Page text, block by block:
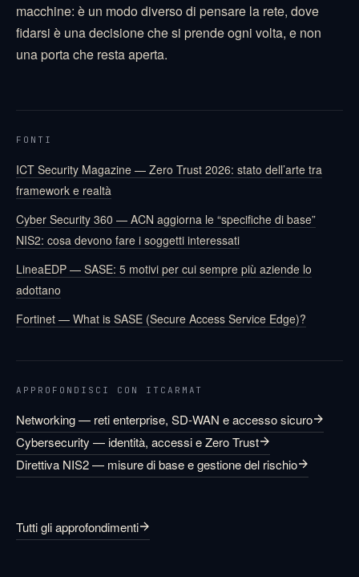
macchine: è un modo diverso di pensare la rete, dove
fidarsi è una decisione che si prende ogni volta, e non
una porta che resta aperta.
FONTI
ICT Security Magazine — Zero Trust 2026: stato dell’arte tra
framework e realtà
Cyber Security 360 — ACN aggiorna le “specifiche di base”
NIS2: cosa devono fare i soggetti interessati
LineaEDP — SASE: 5 motivi per cui sempre più aziende lo
adottano
Fortinet — What is SASE (Secure Access Service Edge)?
APPROFONDISCI CON ITCARMAT
Networking — reti enterprise, SD-WAN e accesso sicuro
Cybersecurity — identità, accessi e Zero Trust
Direttiva NIS2 — misure di base e gestione del rischio
Tutti gli approfondimenti